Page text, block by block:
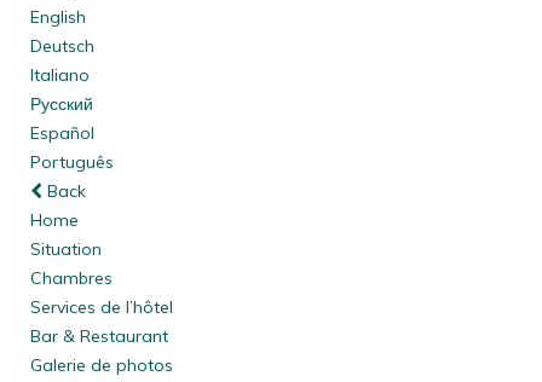
English
Deutsch
Italiano
Русский
Español
Português
Back
Home
Situation
Chambres
Services de l’hôtel
Bar & Restaurant
Galerie de photos